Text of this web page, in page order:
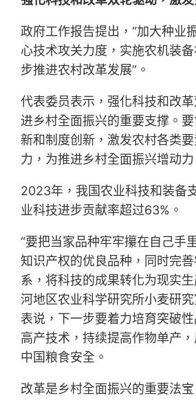
政府工作报告提出，“加大种业
心技术攻关力度，实施农机装备
步推进农村改革发展”。
代表委员表示，强化科技和改
进乡村全面振兴的重要支撑。
新和制度创新，激发农村各类
力，为推进乡村全面振兴增动力
2023年，我国农业科技和装备
业科技进步贡献率超过63%。
“要把当家品种牢牢攥在自己手
知识产权的优良品种，同时完
系，将科技的成果转化为现实
河地区农业科学研究所小麦研
表说，下一步要着力培育突破
高产技术，持续提高作物单产
中国粮食安全。
改革是乡村全面振兴的重要法宝